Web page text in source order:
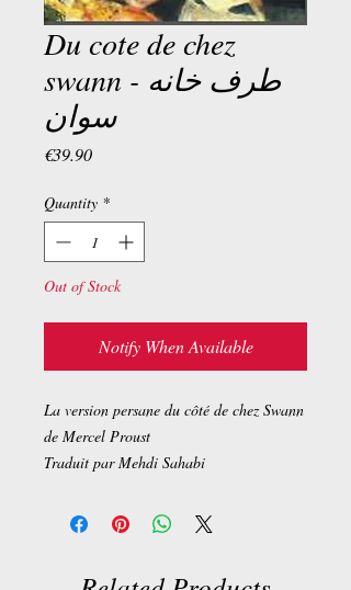
Du cote de chez
swann - طرف خانه
سوان
€39.90Price
Quantity *
Out of Stock
Notify When Available
La version persane du côté de chez Swann
de Mercel Proust
Traduit par Mehdi Sahabi